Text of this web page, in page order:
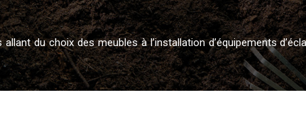
du choix des meubles à l’installation d’équipements